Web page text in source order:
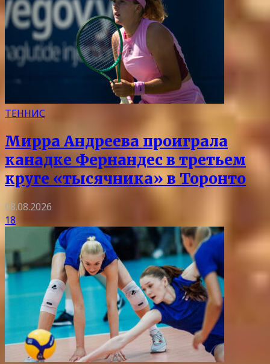
ТЕННИС
Мирра Андреева проиграла
канадке Фернандес в третьем
круге «тысячника» в Торонто
08.08.2026
18